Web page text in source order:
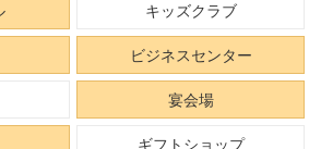
キッズクラブ
ビジネスセンター
宴会場
ギフトショップ